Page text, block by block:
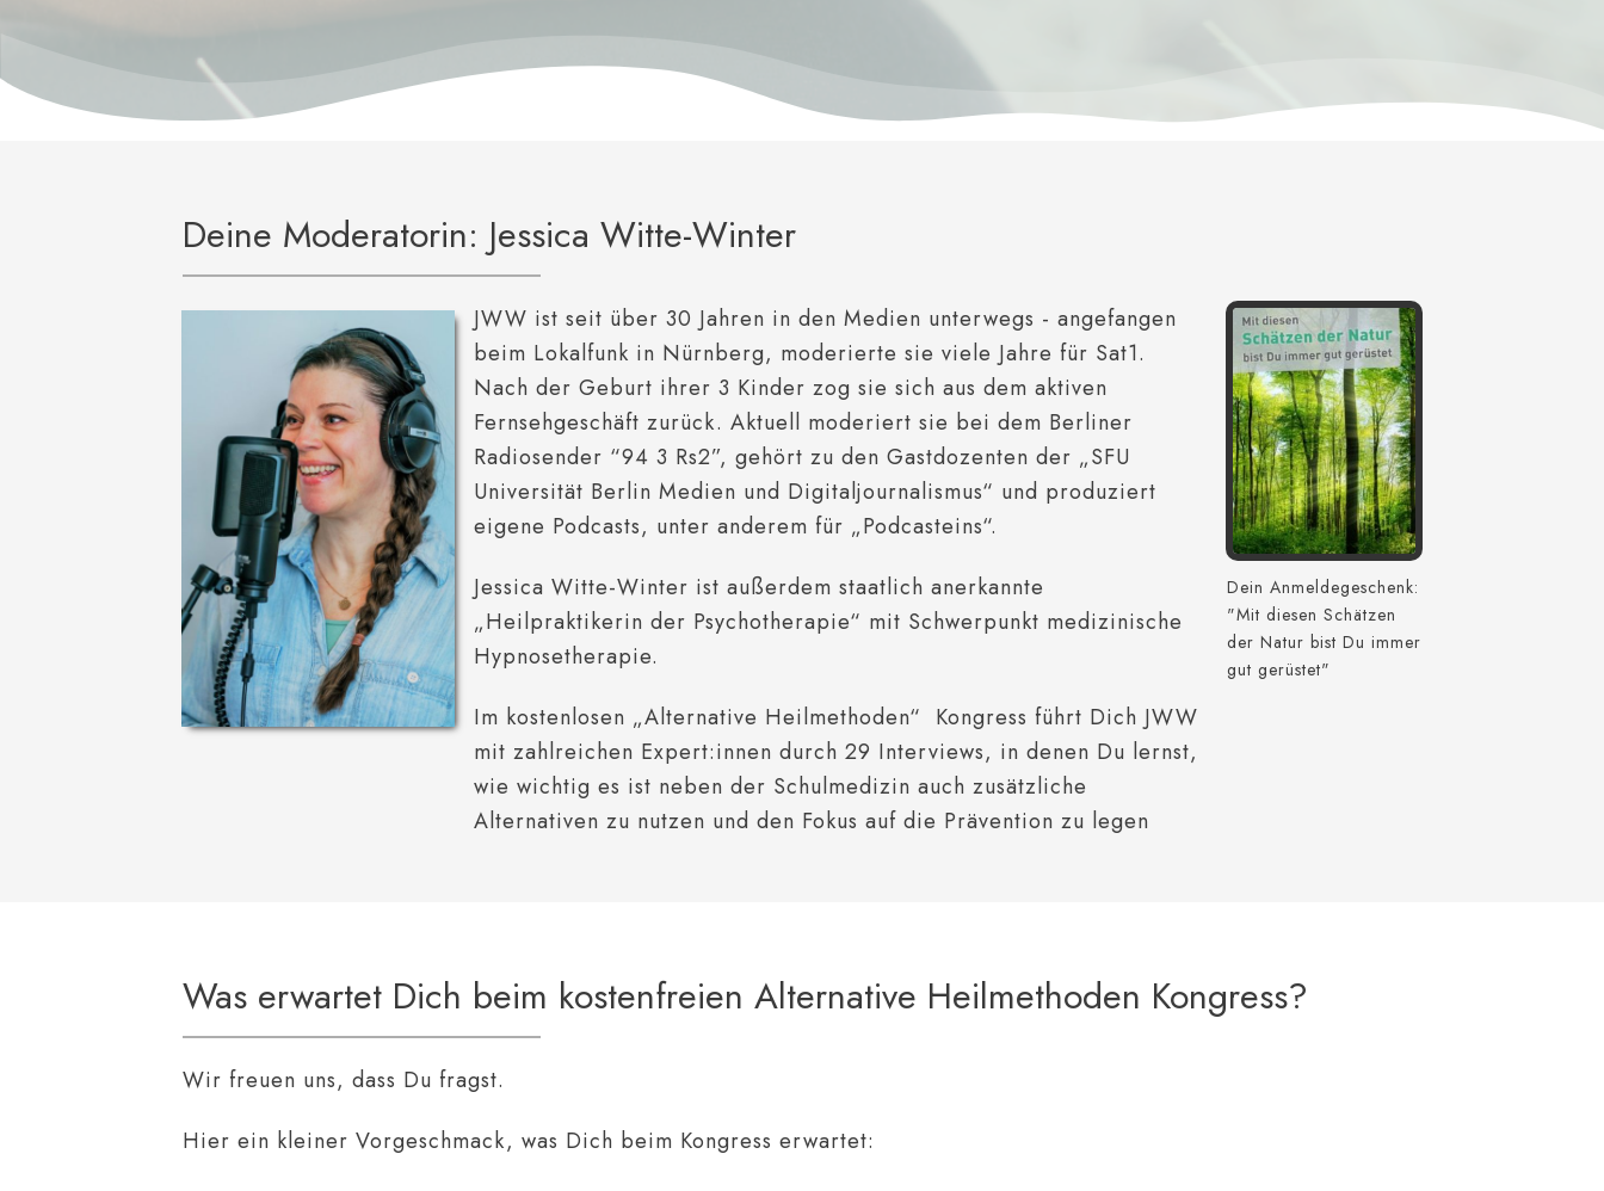
Deine Moderatorin: Jessica Witte-Winter
JWW ist seit über 30 Jahren in den Medien unterwegs - angefangen
beim Lokalfunk in Nürnberg, moderierte sie viele Jahre für Sat1.
Nach der Geburt ihrer 3 Kinder zog sie sich aus dem aktiven
Fernsehgeschäft zurück. Aktuell moderiert sie bei dem Berliner
Radiosender “94 3 Rs2”, gehört zu den Gastdozenten der „SFU
Universität Berlin Medien und Digitaljournalismus“ und produziert
eigene Podcasts, unter anderem für „Podcasteins“.
Jessica Witte-Winter ist außerdem staatlich anerkannte
„Heilpraktikerin der Psychotherapie“ mit Schwerpunkt medizinische
Hypnosetherapie.
Im kostenlosen „Alternative Heilmethoden“ Kongress führt Dich JWW
mit zahlreichen Expert:innen durch 29 Interviews, in denen Du lernst,
wie wichtig es ist neben der Schulmedizin auch zusätzliche
Alternativen zu nutzen und den Fokus auf die Prävention zu legen
Dein Anmeldegeschenk:
"Mit diesen Schätzen
der Natur bist Du immer
gut gerüstet"
Was erwartet Dich beim kostenfreien Alternative Heilmethoden Kongress?
Wir freuen uns, dass Du fragst.
Hier ein kleiner Vorgeschmack, was Dich beim Kongress erwartet: